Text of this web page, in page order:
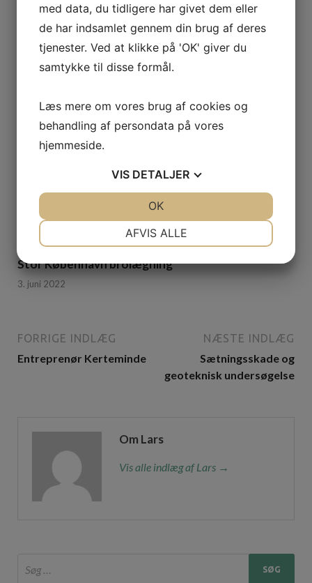
5. august 2022
Stor København brolægning
3. juni 2022
FORRIGE INDLÆG
Entreprenør Kerteminde
NÆSTE INDLÆG
Sætningsskade og
geoteknisk undersøgelse
Om Lars
Vis alle indlæg af Lars →
med data, du tidligere har givet dem eller
de har indsamlet gennem din brug af deres
tjenester. Ved at klikke på 'OK' giver du
samtykke til disse formål.
Læs mere om vores brug af cookies og
behandling af persondata på vores
hjemmeside.
VIS DETALJER
AFVIS ALLE
OK